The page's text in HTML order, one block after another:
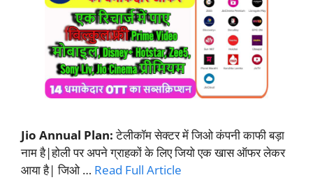
Jio Annual Plan:टेलीकॉम सेक्टर में जिओ कंपनी काफी बड़ा
नाम है|होली पर अपने ग्राहकों के लिए जियो एक खास ऑफर लेकर
आया है| जिओ … Read Full Article